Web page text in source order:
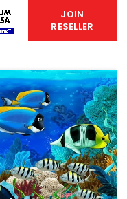
JOIN
RESELLER